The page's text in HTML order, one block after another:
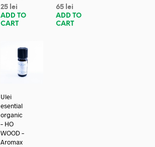
25 lei
ADD TO
CART
65 lei
ADD TO
CART
Ulei
esential
organic
– HO
WOOD –
Aromax